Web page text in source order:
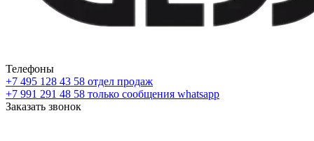
Телефоны
+7 495 128 43 58 отдел продаж
+7 991 291 48 58 только сообщения whatsapp
Заказать звонок